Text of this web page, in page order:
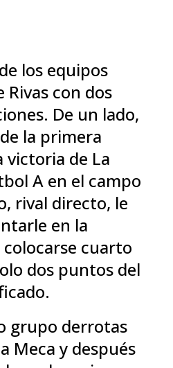
los equipos
Rivas con dos
De un lado,
la primera
victoria de La
A en el campo
rival directo, le
en la
cuarto
dos puntos del
grupo derrotas
Meca y después